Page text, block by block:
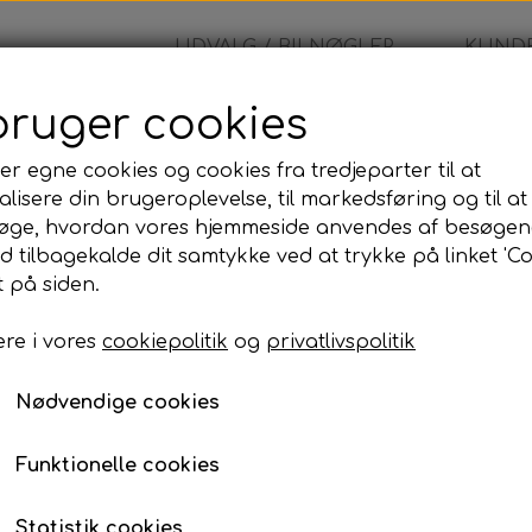
UDVALG / BILNØGLER
- Fjernbetjening
Renault -
1.455,00 kr.
Komplet bilnøgle inkl. skæring og
Når du bestiller denne bilnøgle, leveres den
skåret, programmeret og testet, så den er klar
Programmeringen kan udføres på den adresse,
til din adresse eller udføre arbejdet på vores
cookies
egne cookies og cookies fra tredjeparter til at
din brugeroplevelse, til markedsføring og til at
hvordan vores hjemmeside anvendes af
tilbagekalde dit samtykke ved at trykke på linket
på siden.
i vores cookiepolitik og privatlivspolitik
Nødvendige cookies
Funktionelle cookies